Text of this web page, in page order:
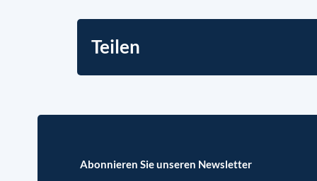
Teilen
Abonnieren Sie unseren Newsletter